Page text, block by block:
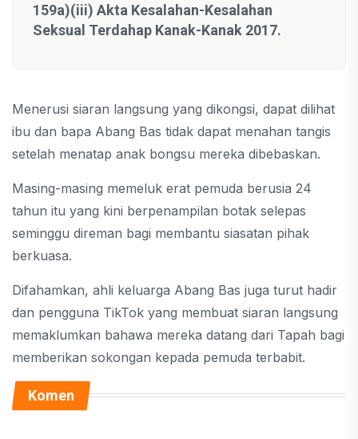
159a)(iii) Akta Kesalahan-Kesalahan
Seksual Terdahap Kanak-Kanak 2017.
Menerusi siaran langsung yang dikongsi, dapat dilihat
ibu dan bapa Abang Bas tidak dapat menahan tangis
setelah menatap anak bongsu mereka dibebaskan.
Masing-masing memeluk erat pemuda berusia 24
tahun itu yang kini berpenampilan botak selepas
seminggu direman bagi membantu siasatan pihak
berkuasa.
Difahamkan, ahli keluarga Abang Bas juga turut hadir
dan pengguna TikTok yang membuat siaran langsung
memaklumkan bahawa mereka datang dari Tapah bagi
memberikan sokongan kepada pemuda terbabit.
Komen